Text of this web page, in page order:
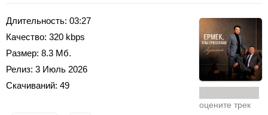
Длительность: 03:27
Качество: 320 kbps
Размер: 8.3 Мб.
Релиз: 3 Июль 2026
Скачиваний: 49
оцените трек